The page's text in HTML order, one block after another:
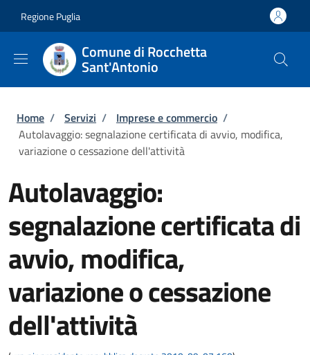
Regione Puglia
Comune di Rocchetta
Sant'Antonio
Briciole di pane
Home / Servizi / Imprese e commercio /
Autolavaggio: segnalazione certificata di avvio, modifica,
variazione o cessazione dell'attività
Autolavaggio:
segnalazione certificata di
avvio, modifica,
variazione o cessazione
dell'attività